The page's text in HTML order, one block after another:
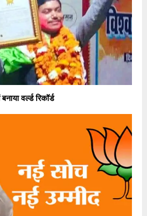
वर्ल्ड रिकॉर्ड